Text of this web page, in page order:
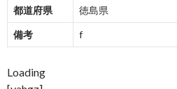
都道府県 徳島県
備考 f
Loading